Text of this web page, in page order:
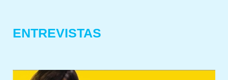
ENTREVISTAS